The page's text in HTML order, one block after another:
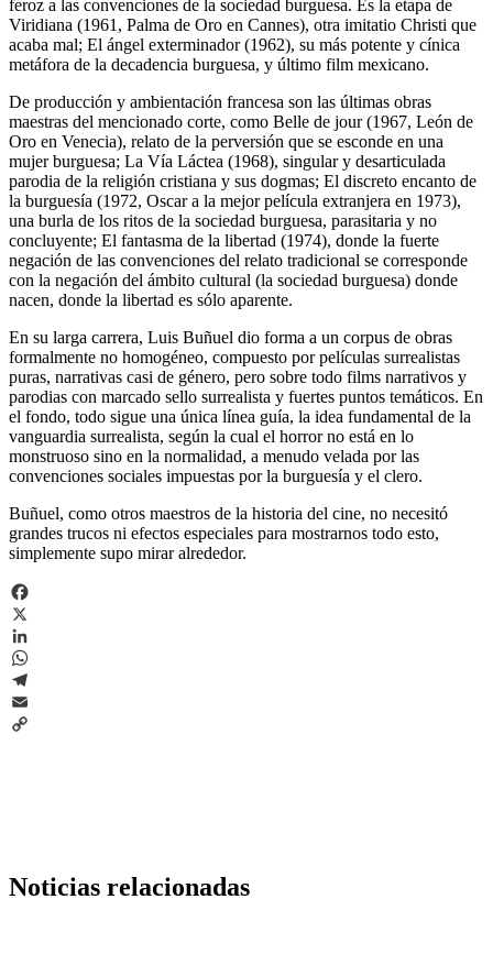
feroz a las convenciones de la sociedad burguesa. Es la etapa de
Viridiana (1961, Palma de Oro en Cannes), otra imitatio Christi que
acaba mal; El ángel exterminador (1962), su más potente y cínica
metáfora de la decadencia burguesa, y último film mexicano.
De producción y ambientación francesa son las últimas obras
maestras del mencionado corte, como Belle de jour (1967, León de
Oro en Venecia), relato de la perversión que se esconde en una
mujer burguesa; La Vía Láctea (1968), singular y desarticulada
parodia de la religión cristiana y sus dogmas; El discreto encanto de
la burguesía (1972, Oscar a la mejor película extranjera en 1973),
una burla de los ritos de la sociedad burguesa, parasitaria y no
concluyente; El fantasma de la libertad (1974), donde la fuerte
negación de las convenciones del relato tradicional se corresponde
con la negación del ámbito cultural (la sociedad burguesa) donde
nacen, donde la libertad es sólo aparente.
En su larga carrera, Luis Buñuel dio forma a un corpus de obras
formalmente no homogéneo, compuesto por películas surrealistas
puras, narrativas casi de género, pero sobre todo films narrativos y
parodias con marcado sello surrealista y fuertes puntos temáticos. En
el fondo, todo sigue una única línea guía, la idea fundamental de la
vanguardia surrealista, según la cual el horror no está en lo
monstruoso sino en la normalidad, a menudo velada por las
convenciones sociales impuestas por la burguesía y el clero.
Buñuel, como otros maestros de la historia del cine, no necesitó
grandes trucos ni efectos especiales para mostrarnos todo esto,
simplemente supo mirar alrededor.
Facebook
X
LinkedIn
WhatsApp
Telegram
Email
Noticias relacionadas